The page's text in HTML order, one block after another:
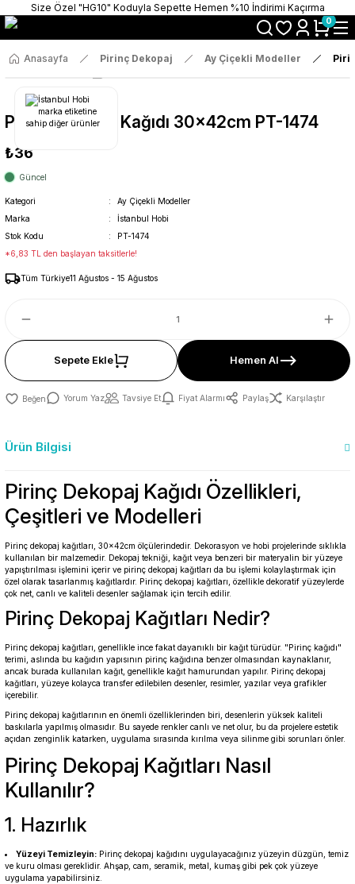
Size Özel "HG10" Koduyla Sepette Hemen %10 İndirimi Kaçırma
0
Anasayfa Pirinç Dekopaj Ay Çiçekli Modeller
Pirinç Dekopaj Kağıdı 30x42cm PT-1474
₺36
Güncel
Kategori
Ay Çiçekli Modeller
Marka
İstanbul Hobi
Stok Kodu
PT-1474
*6,83 TL den başlayan taksitlerle!
Tüm Türkiye11 Ağustos - 15 Ağustos
Sepete Ekle Hemen Al
Yorum Yaz Tavsiye Et Fiyat Alarmı Paylaş Karşılaştır
Ürün Bilgisi
Pirinç Dekopaj Kağıdı Özellikleri,
Çeşitleri ve Modelleri
Pirinç dekopaj kağıtları, 30x42cm ölçülerindedir. Dekorasyon ve hobi projelerinde sıklıkla
kullanılan bir malzemedir. Dekopaj tekniği, kağıt veya benzeri bir materyalin bir yüzeye
yapıştırılması işlemini içerir ve pirinç dekopaj kağıtları da bu işlemi kolaylaştırmak için
özel olarak tasarlanmış kağıtlardır. Pirinç dekopaj kağıtları, özellikle dekoratif yüzeylerde
çok net, canlı ve kaliteli desenler sağlamak için tercih edilir.
Pirinç Dekopaj Kağıtları Nedir?
Pirinç dekopaj kağıtları, genellikle ince fakat dayanıklı bir kağıt türüdür. "Pirinç kağıdı"
terimi, aslında bu kağıdın yapısının pirinç kağıdına benzer olmasından kaynaklanır,
ancak burada kullanılan kağıt, genellikle kağıt hamurundan yapılır. Pirinç dekopaj
kağıtları, yüzeye kolayca transfer edilebilen desenler, resimler, yazılar veya grafikler
içerebilir.
Pirinç dekopaj kağıtlarının en önemli özelliklerinden biri, desenlerin yüksek kaliteli
baskılarla yapılmış olmasıdır. Bu sayede renkler canlı ve net olur, bu da projelere estetik
açıdan zenginlik katarken, uygulama sırasında kırılma veya silinme gibi sorunları önler.
Pirinç Dekopaj Kağıtları Nasıl
Kullanılır?
1. Hazırlık
Yüzeyi Temizleyin: Pirinç dekopaj kağıdını uygulayacağınız yüzeyin düzgün, temiz
ve kuru olması gereklidir. Ahşap, cam, seramik, metal, kumaş gibi pek çok yüzeye
uygulama yapabilirsiniz.